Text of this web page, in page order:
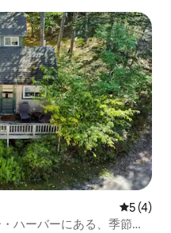
レビュー
5 (4)
ハーバーにある、季節限